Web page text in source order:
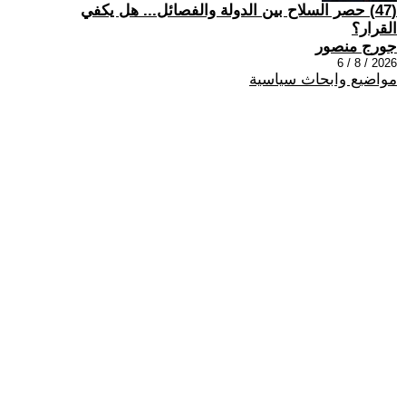
(47) حصر السلاح بين الدولة والفصائل... هل يكفي
القرار؟
جورج منصور
2026 / 8 / 6
مواضيع وابحاث سياسية